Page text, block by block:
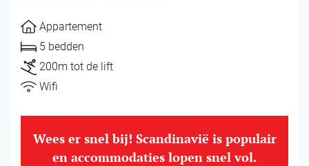
Appartement
5 bedden
200m tot de lift
Wifi
Wees er snel bij! Scandinavië is populair
en accommodaties lopen snel vol.